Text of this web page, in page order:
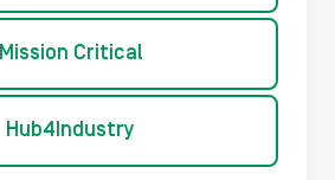
Mission Critical
Hub4Industry